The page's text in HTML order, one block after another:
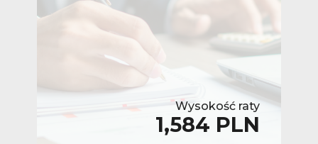
Wysokość raty
1,584 PLN